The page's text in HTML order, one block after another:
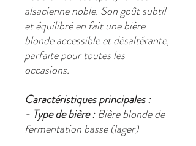
alsacienne noble. Son goût subtil
et équilibré en fait une bière
blonde accessible et désaltérante,
parfaite pour toutes les
occasions.
Caractéristiques principales :
- Type de bière :Bière blonde de
fermentation basse (lager)